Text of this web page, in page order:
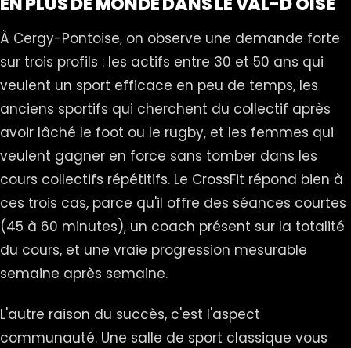
À Cergy-Pontoise, on observe une demande forte
sur trois profils : les actifs entre 30 et 50 ans qui
veulent un sport efficace en peu de temps, les
anciens sportifs qui cherchent du collectif après
avoir lâché le foot ou le rugby, et les femmes qui
veulent gagner en force sans tomber dans les
cours collectifs répétitifs. Le CrossFit répond bien à
ces trois cas, parce qu'il offre des séances courtes
(45 à 60 minutes), un coach présent sur la totalité
du cours, et une vraie progression mesurable
semaine après semaine.
L'autre raison du succès, c'est l'aspect
communauté. Une salle de sport classique vous